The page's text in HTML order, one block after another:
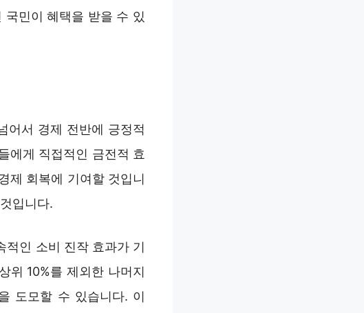
민이 혜택을 받을 수 있
어서 경제 전반에 긍정적
에게 직접적인 금전적 효
제 회복에 기여할 것입니
입니다.
적인 소비 진작 효과가 기
위 10%를 제외한 나머지
도모할 수 있습니다. 이